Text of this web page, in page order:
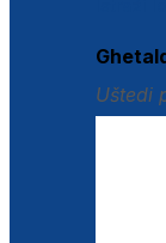
Uštedi